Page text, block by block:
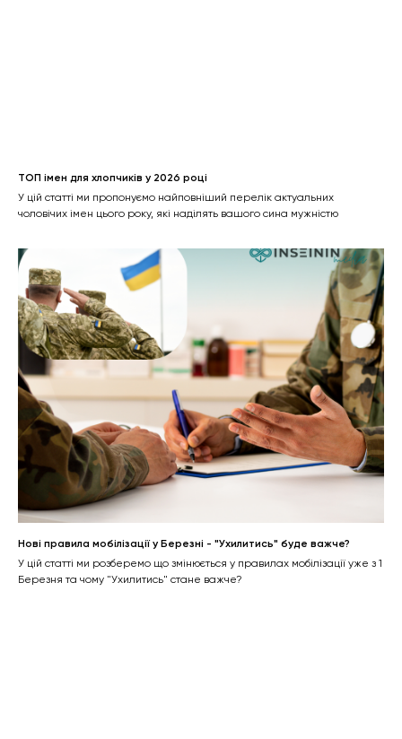
ТОП імен для хлопчиків у 2026 році
У цій статті ми пропонуємо найповніший перелік актуальних
чоловічих імен цього року, які наділять вашого сина мужністю
Нові правила мобілізації у Березні - "Ухилитись" буде важче?
У цій статті ми розберемо що змінюється у правилах мобілізації уже з 1
Березня та чому "Ухилитись" стане важче?